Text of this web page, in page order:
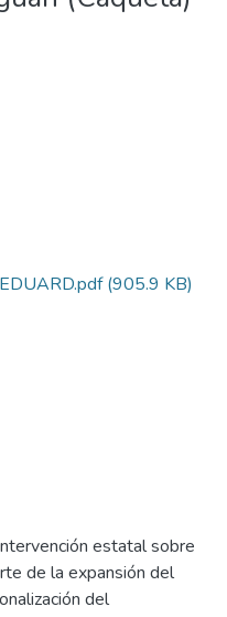
(905.9 KB)
estatal sobre
de la expansión del
del